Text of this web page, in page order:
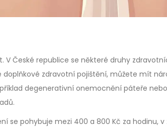
V České republice se některé druhy
zdravotní pojištění, můžete mít
degenerativní onemocnění páteře
se pohybuje mezi 400 a 800 Kč za hodinu,